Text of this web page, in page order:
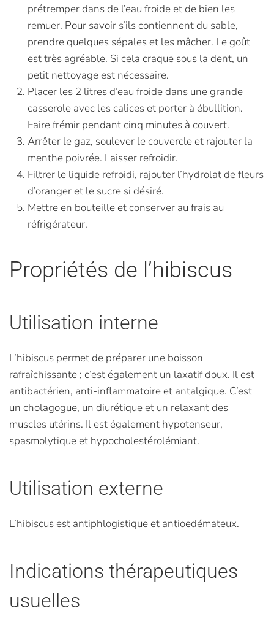
prétremper dans de l’eau froide et de bien les
remuer. Pour savoir s’ils contiennent du sable,
prendre quelques sépales et les mâcher. Le goût
est très agréable. Si cela craque sous la dent, un
petit nettoyage est nécessaire.
Placer les 2 litres d’eau froide dans une grande
casserole avec les calices et porter à ébullition.
Faire frémir pendant cinq minutes à couvert.
Arrêter le gaz, soulever le couvercle et rajouter la
menthe poivrée. Laisser refroidir.
Filtrer le liquide refroidi, rajouter l’hydrolat de fleurs
d’oranger et le sucre si désiré.
Mettre en bouteille et conserver au frais au
réfrigérateur.
Propriétés de l’hibiscus
Utilisation interne
L’hibiscus permet de préparer une boisson
rafraîchissante ; c’est également un laxatif doux. Il est
antibactérien, anti-inflammatoire et antalgique. C’est
un cholagogue, un diurétique et un relaxant des
muscles utérins. Il est également hypotenseur,
spasmolytique et hypocholestérolémiant.
Utilisation externe
L’hibiscus est antiphlogistique et antioedémateux.
Indications thérapeutiques
usuelles